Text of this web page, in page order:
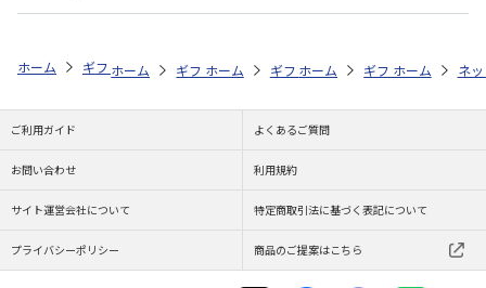
ホーム ギフトストア お中元・夏ギフト特集 2026 おつまみ・お惣菜
ホーム ギフトストア お中元・夏ギフト特集 2026
ホーム ギフトストア お中元・夏ギフト
ホーム ギフトストア お
ホーム ネ
ご利用ガイド よくあるご質問
お問い合わせ 利用規約
サイト運営会社について 特定商取引法に基づく表記について
プライバシーポリシー 商品のご提案はこちら